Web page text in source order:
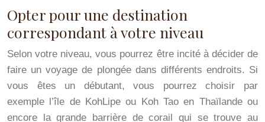
Opter pour une destination
correspondant à votre niveau
Selon votre niveau, vous pourrez être incité à décider de
faire un voyage de plongée dans différents endroits. Si
vous êtes un débutant, vous pourrez choisir par
exemple l’île de KohLipe ou Koh Tao en Thaïlande ou
encore la grande barrière de corail qui se trouve au